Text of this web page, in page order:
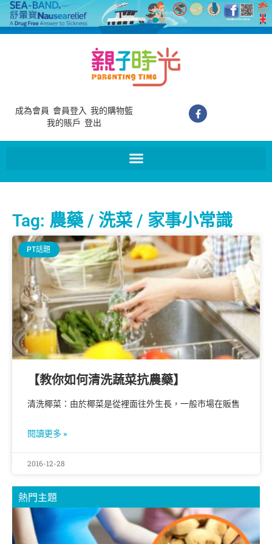
成為會員 會員登入 我的購物籃
我的賬戶 登出
Tag: 農藥 / 洗菜 / 家事小常識
PT話題
【教你如何清洗蔬菜抗農藥】
清洗椰菜：由於椰菜是從裡面往外生長，一般市場在販售
閱讀更多 »
2016-12-28
熱門主題